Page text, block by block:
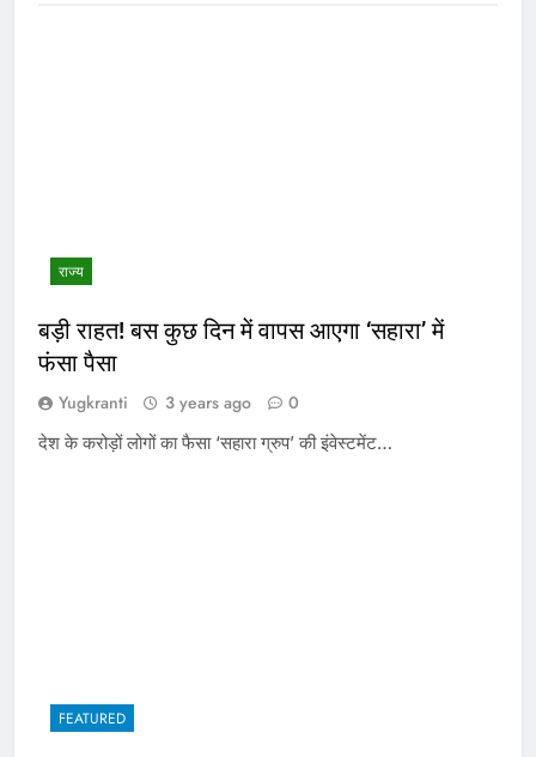
राज्य
बड़ी राहत! बस कुछ दिन में वापस आएगा ‘सहारा’ में
फंसा पैसा
Yugkranti 3 years ago 0
देश के करोड़ों लोगों का फैसा ‘सहारा ग्रुप’ की इंवेस्टमेंट…
FEATURED